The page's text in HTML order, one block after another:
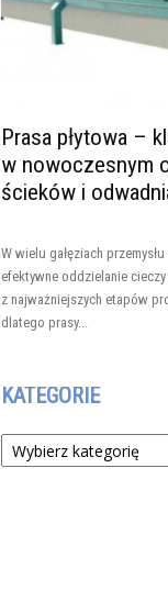
Prasa płytowa –
w nowoczesnym
ścieków i
W wielu gałęziach
efektywne oddzielanie
z najważniejszych etapów
dlatego prasy...
KATEGORIE
Kategorie